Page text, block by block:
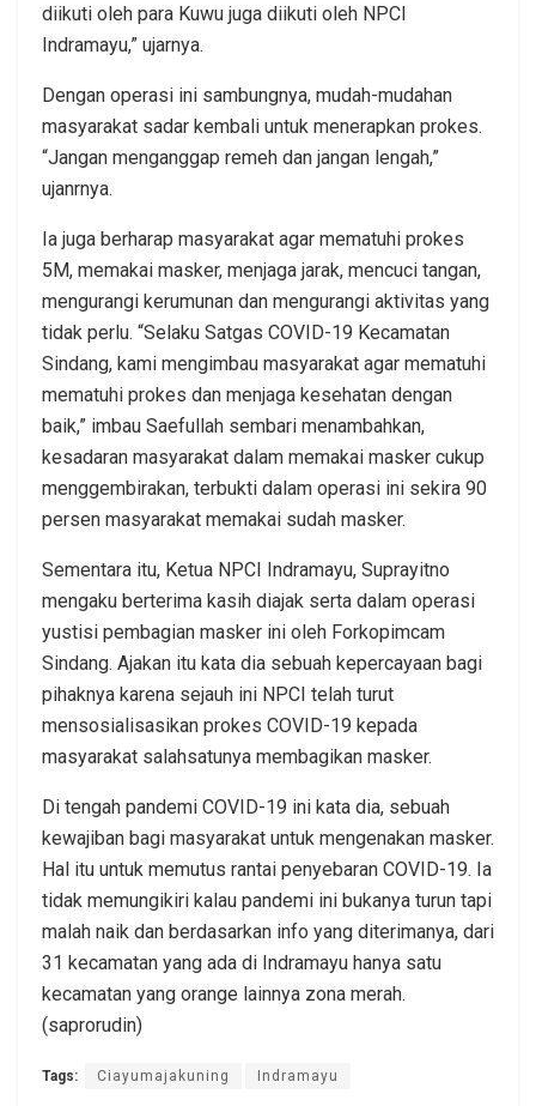
diikuti oleh para Kuwu juga diikuti oleh NPCI
Indramayu,” ujarnya.
Dengan operasi ini sambungnya, mudah-mudahan
masyarakat sadar kembali untuk menerapkan prokes.
“Jangan menganggap remeh dan jangan lengah,”
ujanrnya.
Ia juga berharap masyarakat agar mematuhi prokes
5M, memakai masker, menjaga jarak, mencuci tangan,
mengurangi kerumunan dan mengurangi aktivitas yang
tidak perlu. “Selaku Satgas COVID-19 Kecamatan
Sindang, kami mengimbau masyarakat agar mematuhi
mematuhi prokes dan menjaga kesehatan dengan
baik,” imbau Saefullah sembari menambahkan,
kesadaran masyarakat dalam memakai masker cukup
menggembirakan, terbukti dalam operasi ini sekira 90
persen masyarakat memakai sudah masker.
Sementara itu, Ketua NPCI Indramayu, Suprayitno
mengaku berterima kasih diajak serta dalam operasi
yustisi pembagian masker ini oleh Forkopimcam
Sindang. Ajakan itu kata dia sebuah kepercayaan bagi
pihaknya karena sejauh ini NPCI telah turut
mensosialisasikan prokes COVID-19 kepada
masyarakat salahsatunya membagikan masker.
Di tengah pandemi COVID-19 ini kata dia, sebuah
kewajiban bagi masyarakat untuk mengenakan masker.
Hal itu untuk memutus rantai penyebaran COVID-19. Ia
tidak memungikiri kalau pandemi ini bukanya turun tapi
malah naik dan berdasarkan info yang diterimanya, dari
31 kecamatan yang ada di Indramayu hanya satu
kecamatan yang orange lainnya zona merah.
(saprorudin)
Tags: Ciayumajakuning Indramayu